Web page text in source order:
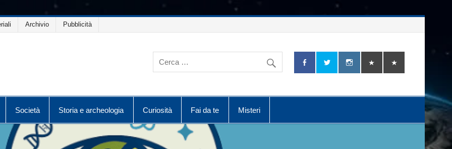
Archivio Pubblicità
Società Storia e archeologia Curiosità Fai da te Misteri